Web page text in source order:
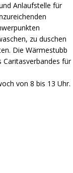
Anlaufstelle für
zu duschen
Die Wärmestubb
Caritasverbandes für
von 8 bis 13 Uhr.